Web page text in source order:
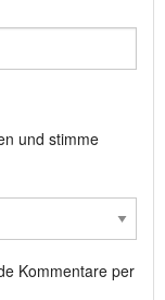
und stimme
Kommentare per